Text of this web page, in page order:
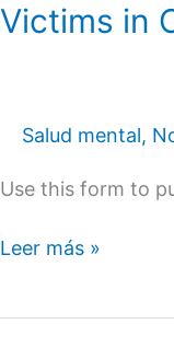
Victims in
Salud mental,
Use this form to
Leer más »